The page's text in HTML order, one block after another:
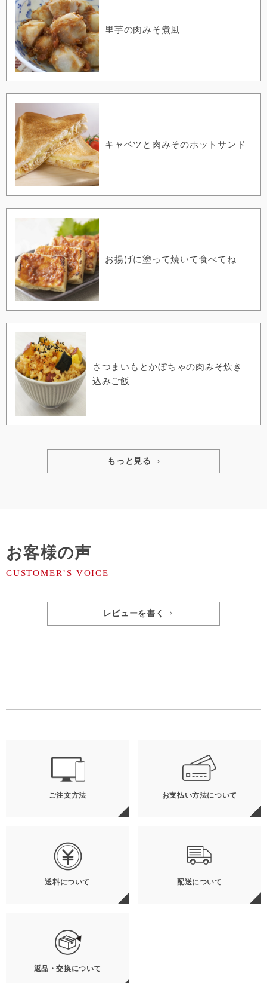
里芋の肉みそ煮風
キャベツと肉みそのホットサンド
お揚げに塗って焼いて食べてね
さつまいもとかぼちゃの肉みそ炊き
込みご飯
もっと見る
お客様の声
レビューを書く
ご注文方法 お支払い方法について
送料について 配送について
返品・交換について